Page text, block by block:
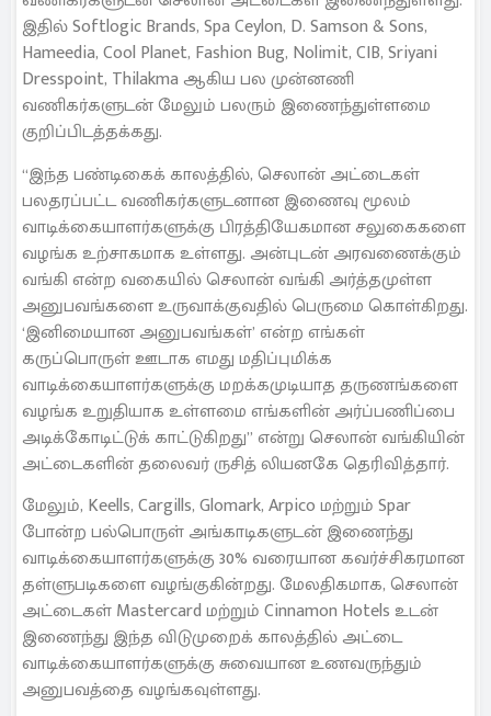
இதில் Softlogic Brands, Spa Ceylon, D. Samson & Sons,
Hameedia, Cool Planet, Fashion Bug, Nolimit, CIB, Sriyani
Dresspoint, Thilakma ஆகிய பல முன்னணி
வணிகர்களுடன் மேலும் பலரும் இணைந்துள்ளமை
குறிப்பிடத்தக்கது.
“இந்த பண்டிகைக் காலத்தில், செலான் அட்டைகள்
பலதரப்பட்ட வணிகர்களுடனான இணைவு மூலம்
வாடிக்கையாளர்களுக்கு பிரத்தியேகமான சலுகைகளை
வழங்க உற்சாகமாக உள்ளது. அன்புடன் அரவணைக்கும்
வங்கி என்ற வகையில் செலான் வங்கி அர்த்தமுள்ள
அனுபவங்களை உருவாக்குவதில் பெருமை கொள்கிறது.
‘இனிமையான அனுபவங்கள்’ என்ற எங்கள்
கருப்பொருள் ஊடாக எமது மதிப்புமிக்க
வாடிக்கையாளர்களுக்கு மறக்கமுடியாத தருணங்களை
வழங்க உறுதியாக உள்ளமை எங்களின் அர்ப்பணிப்பை
அடிக்கோடிட்டுக் காட்டுகிறது” என்று செலான் வங்கியின்
அட்டைகளின் தலைவர் ருசித் லியனகே தெரிவித்தார்.
மேலும், Keells, Cargills, Glomark, Arpico மற்றும் Spar
போன்ற பல்பொருள் அங்காடிகளுடன் இணைந்து
வாடிக்கையாளர்களுக்கு 30% வரையான கவர்ச்சிகரமான
தள்ளுபடிகளை வழங்குகின்றது. மேலதிகமாக, செலான்
அட்டைகள் Mastercard மற்றும் Cinnamon Hotels உடன்
இணைந்து இந்த விடுமுறைக் காலத்தில் அட்டை
வாடிக்கையாளர்களுக்கு சுவையான உணவருந்தும்
அனுபவத்தை வழங்கவுள்ளது.